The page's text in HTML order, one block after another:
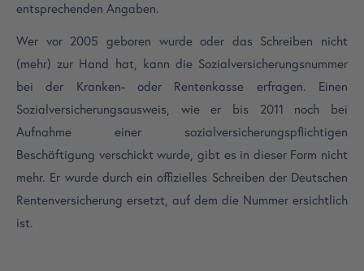
entsprechenden Angaben.
Wer vor 2005 geboren wurde oder das Schreiben nicht
(mehr) zur Hand hat, kann die Sozialversicherungsnummer
bei der Kranken- oder Rentenkasse erfragen. Einen
Sozialversicherungsausweis, wie er bis 2011 noch bei
Aufnahme einer sozialversicherungspflichtigen
Beschäftigung verschickt wurde, gibt es in dieser Form nicht
mehr. Er wurde durch ein offizielles Schreiben der Deutschen
Rentenversicherung ersetzt, auf dem die Nummer ersichtlich
ist.